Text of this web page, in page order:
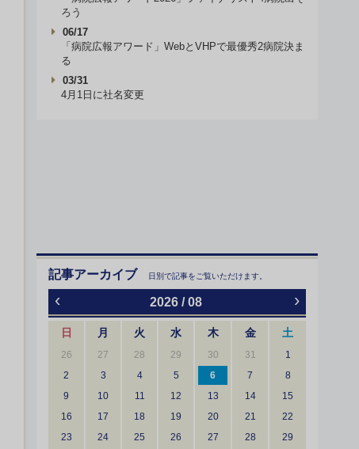
ろう
06/17
「病院広報アワード」WebとVHPで最優秀2病院決ま
る
03/31
4月1日に社名変更
記事アーカイブ 日別で記事をご覧いただけます。
‹ 2026 / 08 ›
日 月 火 水 木 金 土
26 27 28 29 30 31
1
2
3 4 5 6 7
8
9
10 11 12 13 14
15
16
17 18 19 20 21
22
23
24 25 26 27 28
29